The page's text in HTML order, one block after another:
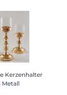
Kerzenhalter
Metall
Kerzenhalter
Metall